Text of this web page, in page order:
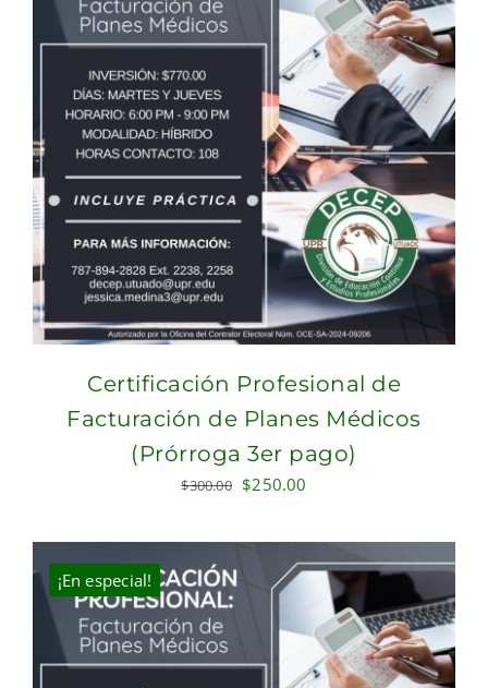
Certificación Profesional de
Facturación de Planes Médicos
(Prórroga 3er pago)
$300.00 Original
was:
$300.00.
$250.00
is:
$250.00.
¡En especial!